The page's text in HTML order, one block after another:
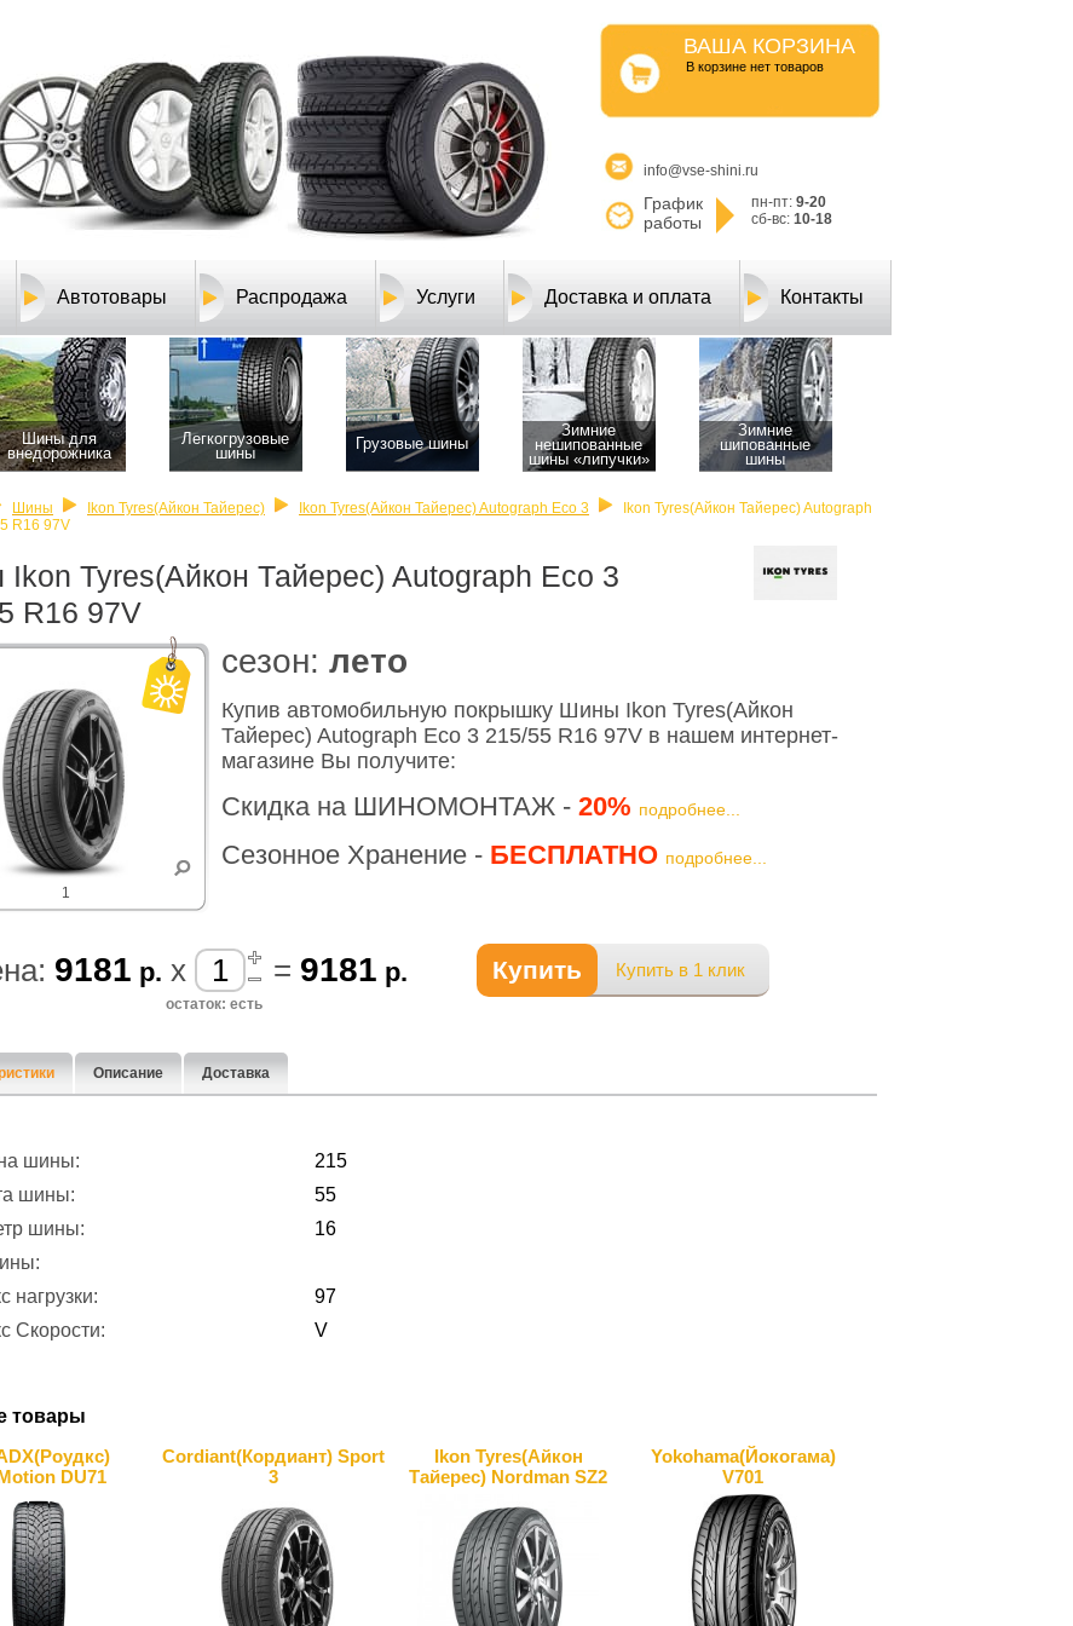
ВАША КОРЗИНА
B корзине нет товаров
info@vse-shini.ru
График
работы
пн-пт: 9-20
сб-вс: 10-18
Автотовары Распродажа Услуги Доставка и оплата Контакты
Шины для
внедорожника
Легкогрузовые
шины
Грузовые шины
Зимние
нешипованные
шины «липучки»
Зимние
шипованные
шины
Шины Ikon Tyres(Айкон Тайерес) Ikon Tyres(Айкон Тайерес) Autograph Eco 3
Ikon Tyres(Айкон Тайерес) Autograph
R16 97V
Tyres(Айкон Тайерес) Autograph Eco 3
R16 97V
1
cезон: лето
Купив автомобильную покрышку Шины Ikon Tyres(Айкон
Тайерес) Autograph Eco 3 215/55 R16 97V в нашем интернет-
магазине Вы получите:
Скидка на ШИНОМОНТАЖ - 20% подробнее...
Сезонное Хранение - БЕСПЛАТНО подробнее...
9181 р. x = 9181 р. Купить Купить в 1 клик
остаток: есть
Описание Доставка
шины:
215
шины:
55
шины:
16
нагрузки:
97
Скорости:
V
товары
DU71
Cordiant(Кордиант) Sport
3
Ikon Tyres(Айкон
Тайерес) Nordman SZ2
Yokohama(Йокогама)
V701